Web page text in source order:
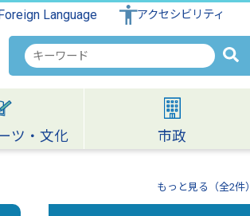
Language アクセシビリティ
検
索
キ
ワ
ー
ツ・文化 市政
もっと見る（全2件）